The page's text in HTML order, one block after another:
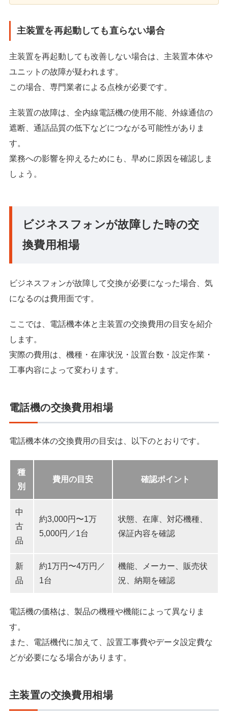
主装置を再起動しても直らない場合
主装置を再起動しても改善しない場合は、主装置本体や
ユニットの故障が疑われます。
この場合、専門業者による点検が必要です。
主装置の故障は、全内線電話機の使用不能、外線通信の
遮断、通話品質の低下などにつながる可能性がありま
す。
業務への影響を抑えるためにも、早めに原因を確認しま
しょう。
ビジネスフォンが故障した時の交
換費用相場
ビジネスフォンが故障して交換が必要になった場合、気
になるのは費用面です。
ここでは、電話機本体と主装置の交換費用の目安を紹介
します。
実際の費用は、機種・在庫状況・設置台数・設定作業・
工事内容によって変わります。
電話機の交換費用相場
電話機本体の交換費用の目安は、以下のとおりです。
種
別
費用の目安 確認ポイント
中
古
品
約3,000円〜1万
5,000円／1台
状態、在庫、対応機種、
保証内容を確認
新
品
約1万円〜4万円／
1台
機能、メーカー、販売状
況、納期を確認
電話機の価格は、製品の機種や機能によって異なりま
す。
また、電話機代に加えて、設置工事費やデータ設定費な
どが必要になる場合があります。
主装置の交換費用相場